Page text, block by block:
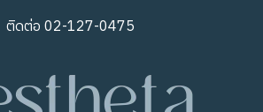
ติดต่อ02-127-0475